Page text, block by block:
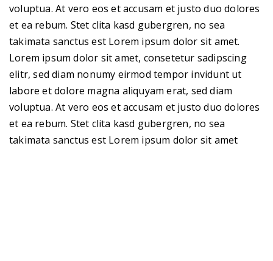
voluptua. At vero eos et accusam et justo duo dolores
et ea rebum. Stet clita kasd gubergren, no sea
takimata sanctus est Lorem ipsum dolor sit amet.
Lorem ipsum dolor sit amet, consetetur sadipscing
elitr, sed diam nonumy eirmod tempor invidunt ut
labore et dolore magna aliquyam erat, sed diam
voluptua. At vero eos et accusam et justo duo dolores
et ea rebum. Stet clita kasd gubergren, no sea
takimata sanctus est Lorem ipsum dolor sit amet